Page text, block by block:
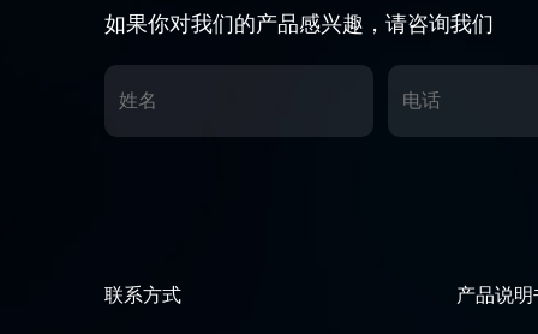
如果你对我们的产品感兴趣，请咨询我们
联系方式 产品说明